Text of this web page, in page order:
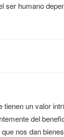
ser humano
tienen un valor
del
nos dan